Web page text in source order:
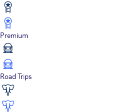
Premium
Road Trips